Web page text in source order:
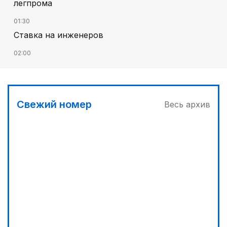
легпрома
01:30
Ставка на инженеров
02:00
02:30
Программа модернизации – в действии
Свежий номер Весь архив